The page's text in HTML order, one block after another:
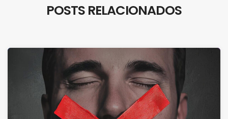
POSTS RELACIONADOS